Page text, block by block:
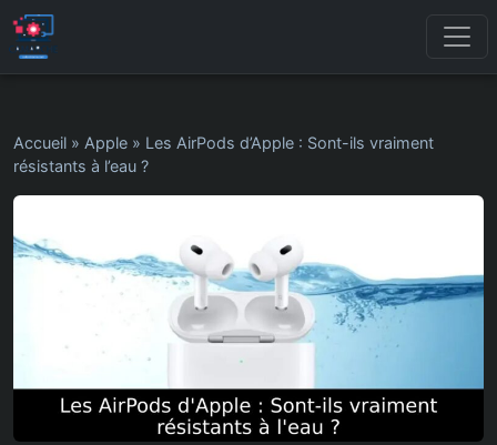
Accueil » Apple » Les AirPods d’Apple : Sont-ils vraiment
résistants à l’eau ?